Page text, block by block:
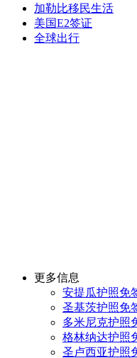
加勒比移民生活
美国E2签证
全球出行
更多信息
安提瓜护照免
圣基茨护照免
多米尼克护照
格林纳达护照
圣卢西亚护照